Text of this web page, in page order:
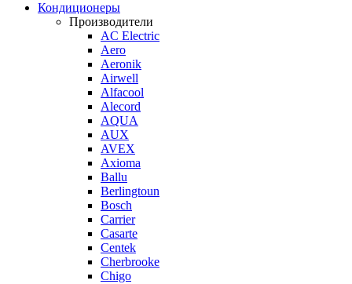
Кондиционеры
Производители
AC Electric
Aero
Aeronik
Airwell
Alfacool
Alecord
AQUA
AUX
AVEX
Axioma
Ballu
Berlingtoun
Bosch
Carrier
Casarte
Centek
Cherbrooke
Chigo